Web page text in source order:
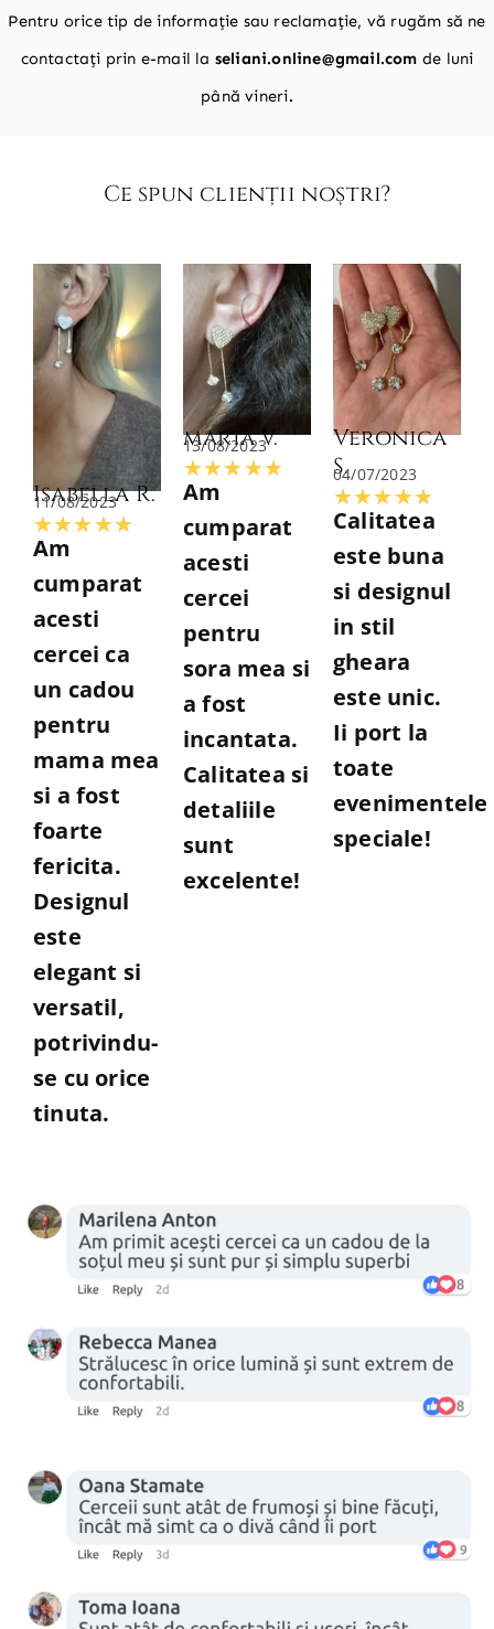
Pentru orice tip de informație sau reclamație, vă rugăm să ne
contactați prin e-mail la seliani.online@gmail.com de luni
până vineri.
Ce spun clienții noștri?​
Isabella R.
11/08/2023
★★★★★ Evaluată
5
Am
cumparat
acesti
cercei ca
un cadou
pentru
mama mea
si a fost
foarte
fericita.
Designul
este
elegant si
versatil,
potrivindu-
se cu orice
tinuta.
maria V.
13/08/2023
★★★★★ Evaluată
5
Am
cumparat
acesti
cercei
pentru
sora mea si
a fost
incantata.
Calitatea si
detaliile
sunt
excelente!
Veronica
S.
04/07/2023
★★★★★
la
5
din
Calitatea
este buna
si designul
in stil
gheara
este unic.
Ii port la
toate
evenimentele
speciale!